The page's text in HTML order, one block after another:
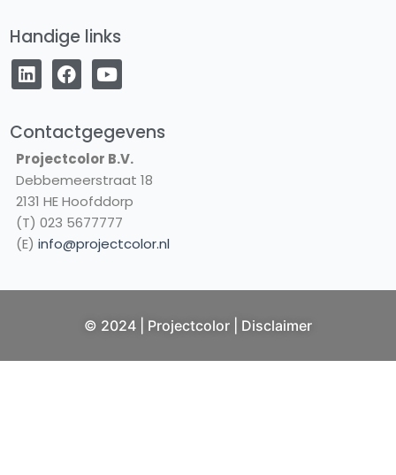
Handige links
L
i
n
e
i
n
F
a
c
b
o
o
k
Y
o
u
u
b
e
Contactgegevens
Projectcolor B.V.
Debbemeerstraat 18
2131 HE Hoofddorp
(T) 023 5677777
(E) info@projectcolor.nl
© 2024 | Projectcolor | Disclaimer